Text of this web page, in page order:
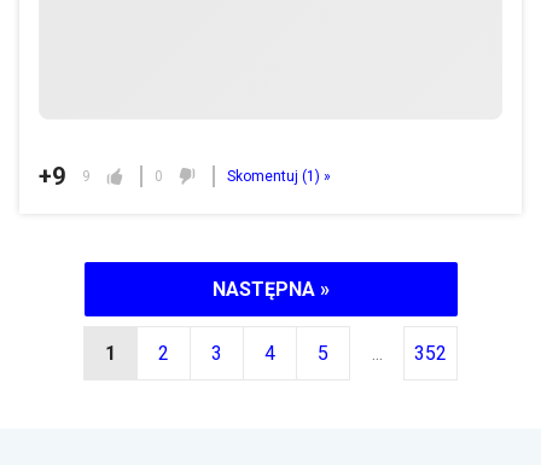
+9 9 0 Skomentuj (1 ) »
NASTĘPNA »
1 2 3 4 5 ... 352